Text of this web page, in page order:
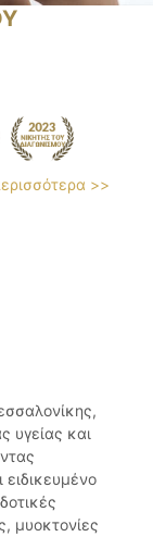
>>
υγείας και
ειδικευμένο
μυοκτονίες